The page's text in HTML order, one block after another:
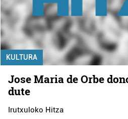
KULTURA
Jose Maria de Orbe
dute
Irutxuloko Hitza